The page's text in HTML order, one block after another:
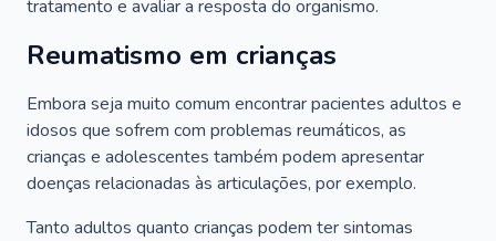
tratamento e avaliar a resposta do organismo.
Reumatismo em crianças
Embora seja muito comum encontrar pacientes adultos e
idosos que sofrem com problemas reumáticos, as
crianças e adolescentes também podem apresentar
doenças relacionadas às articulações, por exemplo.
Tanto adultos quanto crianças podem ter sintomas